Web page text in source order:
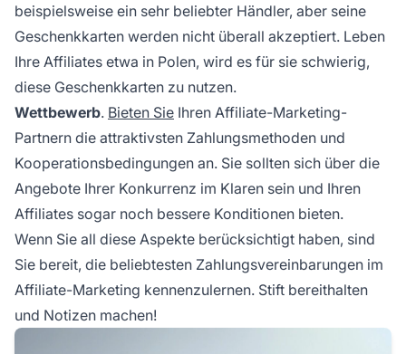
beispielsweise ein sehr beliebter Händler, aber seine
Geschenkkarten werden nicht überall akzeptiert. Leben
Ihre Affiliates etwa in Polen, wird es für sie schwierig,
diese Geschenkkarten zu nutzen.
Wettbewerb. Bieten Sie Ihren Affiliate-Marketing-
Partnern die attraktivsten Zahlungsmethoden und
Kooperationsbedingungen an. Sie sollten sich über die
Angebote Ihrer Konkurrenz im Klaren sein und Ihren
Affiliates sogar noch bessere Konditionen bieten.
Wenn Sie all diese Aspekte berücksichtigt haben, sind
Sie bereit, die beliebtesten Zahlungsvereinbarungen im
Affiliate-Marketing kennenzulernen. Stift bereithalten
und Notizen machen!